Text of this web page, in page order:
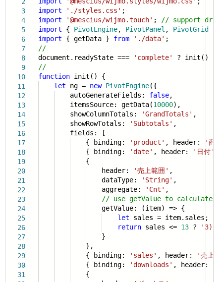
3
4
5
6
7
8
9
10
11
12
13
14
15
16
17
18
19
20
21
22
23
24
25
26
27
28
29
30
31
import
'./styles.css' ;
import
'@mescius/wijmo.touch' ;
// support
import { PivotEngine, PivotPanel , PivotGrid
import { getData } from './data' ;
//
document.readyState ===
'complete'
? init() :
//
function init() {
let ng = new PivotEngine({
autoGenerateFields: false,
itemsSource: getData(10000),
showColumnTotals:
'GrandTotals' ,
showRowTotals:
'Subtotals' ,
fields: [
{ binding:
'product' , header:
'商
{ binding:
'date' , header: '日付'
{
header:
'売上範囲' ,
dataType:
'String' ,
aggregate:
'Cnt' ,
// use getValue to calculate
getValue: (item) => {
let sales = item.sales;
return sales <= 13 ?
'3)
}
},
{ binding:
'sales' , header: '売上'
{ binding:
'downloads' , header:
{